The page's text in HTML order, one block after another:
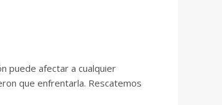
puede afectar a cualquier
que enfrentarla. Rescatemos